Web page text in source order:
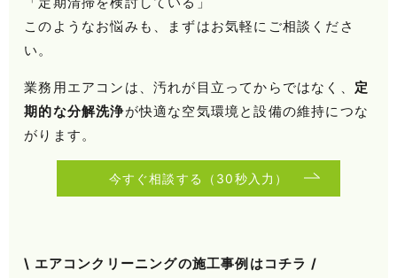
このようなお悩みも、まずはお気軽にご相談くださ
い。
業務用エアコンは、汚れが目立ってからではなく、 定
期的な分解洗浄が快適な空気環境と設備の維持につな
がります。
今すぐ相談する（30秒入力）
\ エアコンクリーニングの施工事例はコチラ /